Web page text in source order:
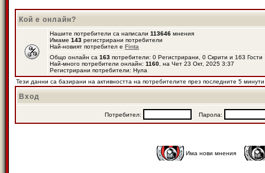
Кой е онлайн?
Нашите потребители са написали 113646 мнения
Имаме 143 регистрирани потребители
Най-новият потребител е Finta
Общо онлайн са 163 потребители: 0 Регистрирани, 0 Скрити и 163
Най-много потребители онлайн: 1160 , на Чет 23 Окт, 2025 3:37
Регистрирани потребители: Нула
Тези данни са базирани на активността на потребителите през последните 5 минути
Вход
Потребител: Парола:
Има нови мнения